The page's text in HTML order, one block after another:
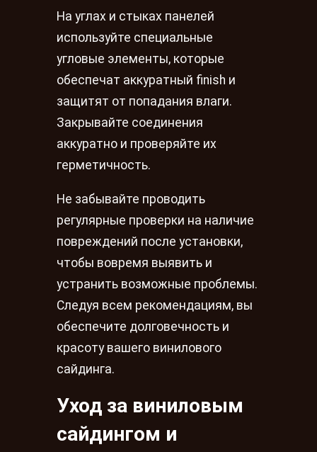
На углах и стыках панелей
используйте специальные
угловые элементы, которые
обеспечат аккуратный finish и
защитят от попадания влаги.
Закрывайте соединения
аккуратно и проверяйте их
герметичность.
Не забывайте проводить
регулярные проверки на наличие
повреждений после установки,
чтобы вовремя выявить и
устранить возможные проблемы.
Следуя всем рекомендациям, вы
обеспечите долговечность и
красоту вашего винилового
сайдинга.
Уход за виниловым
сайдингом и